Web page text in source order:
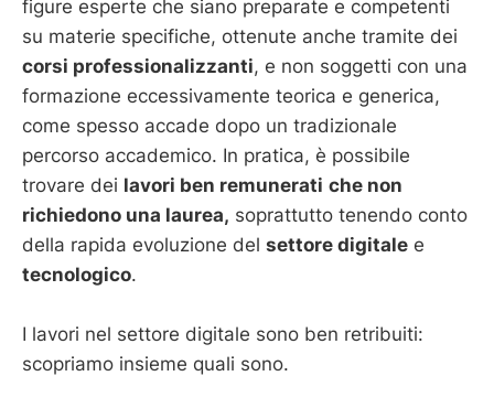
figure esperte che siano preparate e competenti
su materie specifiche, ottenute anche tramite dei
corsi professionalizzanti, e non soggetti con una
formazione eccessivamente teorica e generica,
come spesso accade dopo un tradizionale
percorso accademico. In pratica, è possibile
trovare dei lavori ben remunerati che non
richiedono una laurea, soprattutto tenendo conto
della rapida evoluzione del settore digitale e
tecnologico.
I lavori nel settore digitale sono ben retribuiti:
scopriamo insieme quali sono.